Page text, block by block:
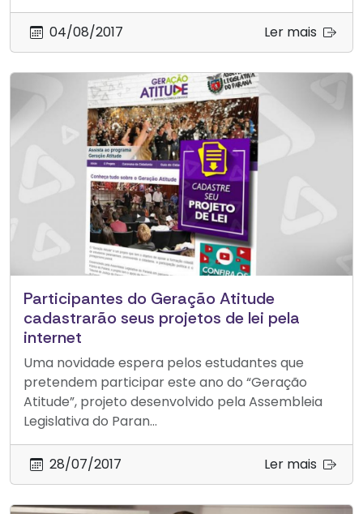
04/08/2017 Ler mais
Participantes do Geração Atitude
cadastrarão seus projetos de lei pela
internet
Uma novidade espera pelos estudantes que
pretendem participar este ano do “Geração
Atitude”, projeto desenvolvido pela Assembleia
Legislativa do Paran...
28/07/2017 Ler mais